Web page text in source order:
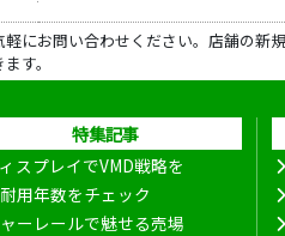
にお問い合わせください。店舗の
す。
特集記事
スプレイでVMD戦略を
用年数をチェック
ーレールで魅せる売場